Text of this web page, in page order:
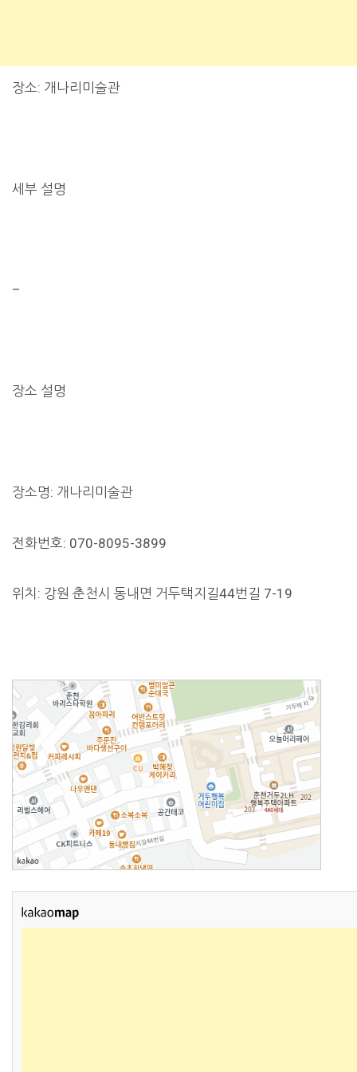
장소: 개나리미술관
세부 설명
–
장소 설명
장소명: 개나리미술관
전화번호: 070-8095-3899
위치: 강원 춘천시 동내면 거두택지길44번길 7-19